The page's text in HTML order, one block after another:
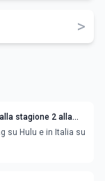
>
stagione 2 alla
Shelton